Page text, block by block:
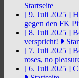
Startseite
[ 9. Juli 2025 ]
gegen den FK
[ 8. Juli 2025 ]
verspricht!
[ 7. Juli 2025 ]
roses, no
[ 6. Juli 2025 ]